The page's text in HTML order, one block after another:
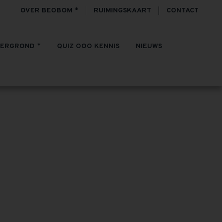
OVER BEOBOM RUIMINGSKAART CONTACT
QUIZ OOO KENNIS NIEUWS